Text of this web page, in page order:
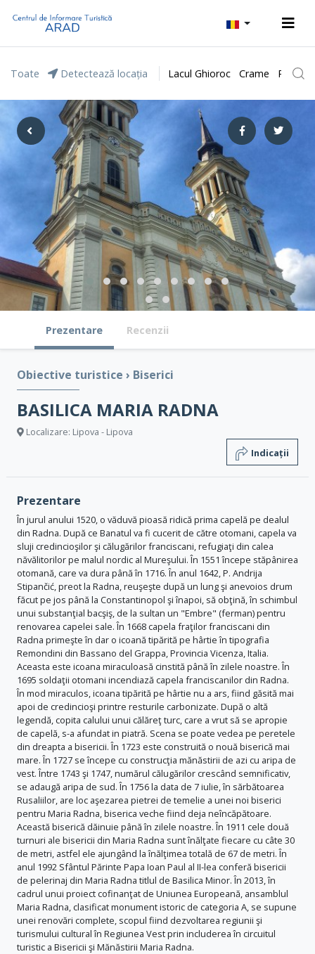
Toate Detectează locația Lacul Ghioroc Crame Parcul
Prezentare Recenzii
Obiective turistice › Biserici
BASILICA MARIA RADNA
Localizare: Lipova - Lipova
Indicații
Prezentare
În jurul anului 1520, o văduvă pioasă ridică prima capelă pe dealul
din Radna. După ce Banatul va fi cucerit de către otomani, capela va
sluji credincioşilor şi călugărilor franciscani, refugiaţi din calea
năvălitorilor pe malul nordic al Mureşului. În 1551 începe stăpânirea
otomană, care va dura până în 1716. În anul 1642, P. Andrija
Stipančić, preot la Radna, reuşeşte după un lung şi anevoios drum
făcut pe jos până la Constantinopol şi înapoi, să obţină, în schimbul
unui substanţial bacşiş, de la sultan un "Embre" (ferman) pentru
renovarea capelei sale. În 1668 capela fraţilor franciscani din
Radna primeşte în dar o icoană tipărită pe hârtie în tipografia
Remondini din Bassano del Grappa, Provincia Vicenza, Italia.
Aceasta este icoana miraculoasă cinstită până în zilele noastre. În
1695 soldaţii otomani incendiază capela franciscanilor din Radna.
În mod miraculos, icoana tipărită pe hârtie nu a ars, fiind găsită mai
apoi de credincioşi printre resturile carbonizate. După o altă
legendă, copita calului unui călăreţ turc, care a vrut să se apropie
de capelă, s-a afundat in piatră. Scena se poate vedea pe peretele
din dreapta a bisericii. În 1723 este construită o nouă biserică mai
mare. În 1727 se începe cu construcţia mănăstirii de azi cu aripa de
vest. Între 1743 şi 1747, numărul călugărilor crescând semnificativ,
se adaugă aripa de sud. În 1756 la data de 7 iulie, în sărbătoarea
Rusaliilor, are loc aşezarea pietrei de temelie a unei noi biserici
pentru Maria Radna, biserica veche fiind deja neîncăpătoare.
Această biserică dăinuie până în zilele noastre. În 1911 cele două
turnuri ale bisericii din Maria Radna sunt înălţate fiecare cu câte 30
de metri, astfel ele ajungând la înălţimea totală de 67 de metri. În
anul 1992 Sfântul Părinte Papa Ioan Paul al II-lea conferă bisericii
de pelerinaj din Maria Radna titlul de Basilica Minor. În 2013, în
cadrul unui proiect cofinanţat de Uniunea Europeană, ansamblul
Maria Radna, clasificat monument istoric de categoria A, se supune
unei renovări complete, scopul fiind dezvoltarea regiunii şi
turismului cultural în Regiunea Vest prin includerea în circuitul
turistic a Bisericii şi Mănăstirii Maria Radna.